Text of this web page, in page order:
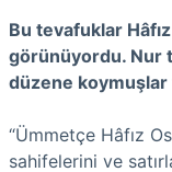
Bu tevafuklar
görünüyordu. Nur
düzene
“Ümmetçe Hâfız
sahifelerini ve